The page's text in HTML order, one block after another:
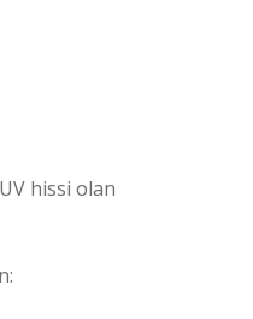
hissi olan